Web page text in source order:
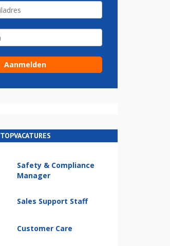
TOPVACATURES
Safety & Compliance
Manager
Sales Support Staff
Customer Care